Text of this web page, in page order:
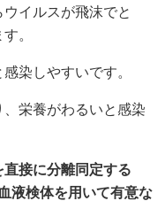
イルスが飛沫でと
。
染しやすいです。
栄養がわるいと感染
直接に分離同定する
液検体を用いて有意な